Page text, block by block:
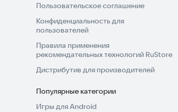
Пользовательское соглашение
Конфиденциальность для
пользователей
Правила применения
рекомендательных технологий RuStore
Дистрибутив для производителей
Популярные категории
Игры для Android